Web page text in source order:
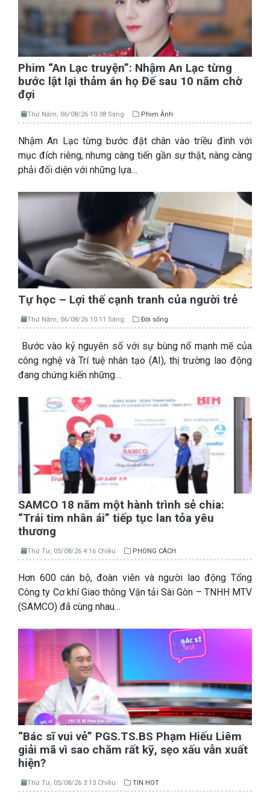
Phim “An Lạc truyện”: Nhậm An Lạc từng
bước lật lại thảm án họ Đế sau 10 năm chờ
đợi
Thứ Năm, 06/08/26 10:38 Sáng Phim Ảnh
Nhậm An Lạc từng bước đặt chân vào triều đình với
mục đích riêng, nhưng càng tiến gần sự thật, nàng càng
phải đối diện với những lựa…
Tự học – Lợi thế cạnh tranh của người trẻ
Thứ Năm, 06/08/26 10:11 Sáng Đời sống
Bước vào kỷ nguyên số với sự bùng nổ mạnh mẽ của
công nghệ và Trí tuệ nhân tạo (AI), thị trường lao động
đang chứng kiến những…
SAMCO 18 năm một hành trình sẻ chia:
“Trái tim nhân ái” tiếp tục lan tỏa yêu
thương
Thứ Tư, 05/08/26 4:16 Chiều PHONG CÁCH
Hơn 600 cán bộ, đoàn viên và người lao động Tổng
Công ty Cơ khí Giao thông Vận tải Sài Gòn – TNHH MTV
(SAMCO) đã cùng nhau…
“Bác sĩ vui vẻ” PGS.TS.BS Phạm Hiếu Liêm
giải mã vì sao chăm rất kỹ, sẹo xấu vẫn xuất
hiện?
Thứ Tư, 05/08/26 3:13 Chiều TIN HOT